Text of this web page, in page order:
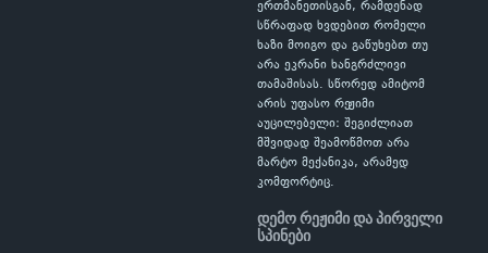
ერთმანეთისგან, რამდენად
სწრაფად ხვდებით რომელი
ხაზი მოიგო და გაწუხებთ თუ
არა ეკრანი ხანგრძლივი
თამაშისას. სწორედ ამიტომ
არის უფასო რეჟიმი
აუცილებელი: შეგიძლიათ
მშვიდად შეამოწმოთ არა
მარტო მექანიკა, არამედ
კომფორტიც.
დემო რეჟიმი და პირველი
სპინები